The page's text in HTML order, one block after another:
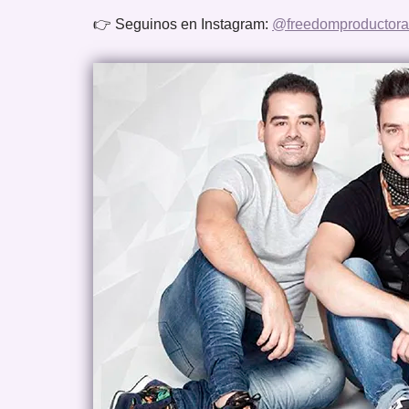
👉 Seguinos en Instagram: @freedomproductora